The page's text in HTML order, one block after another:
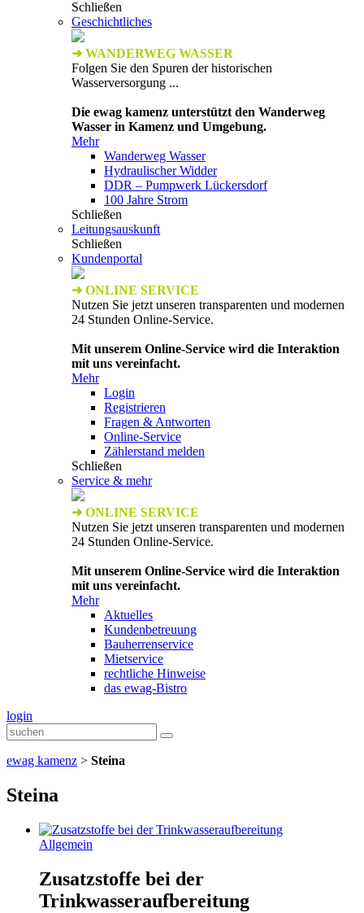
Schließen
Geschichtliches
➜ WANDERWEG WASSER
Folgen Sie den Spuren der historischen
Wasserversorgung ...
Die ewag kamenz unterstützt den Wanderweg
Wasser in Kamenz und Umgebung.
Mehr
Wanderweg Wasser
Hydraulischer Widder
DDR – Pumpwerk Lückersdorf
100 Jahre Strom
Schließen
Leitungsauskunft
Schließen
Kundenportal
➜ ONLINE SERVICE
Nutzen Sie jetzt unseren transparenten und modernen
24 Stunden Online-Service.
Mit unserem Online-Service wird die Interaktion
mit uns vereinfacht.
Mehr
Login
Registrieren
Fragen & Antworten
Online-Service
Zählerstand melden
Schließen
Service & mehr
➜ ONLINE SERVICE
Nutzen Sie jetzt unseren transparenten und modernen
24 Stunden Online-Service.
Mit unserem Online-Service wird die Interaktion
mit uns vereinfacht.
Mehr
Aktuelles
Kundenbetreuung
Bauherrenservice
Mietservice
rechtliche Hinweise
das ewag-Bistro
login
ewag kamenz > Steina
Steina
Allgemein
Zusatzstoffe bei der
Trinkwasseraufbereitung